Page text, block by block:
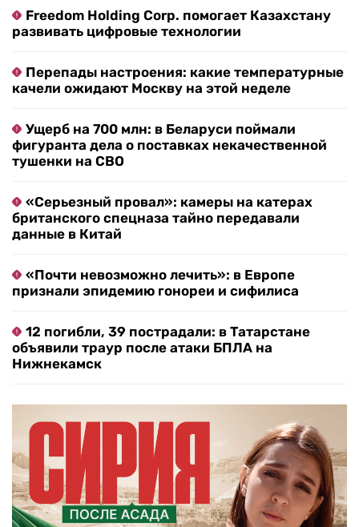
Freedom Holding Corp. помогает Казахстану
развивать цифровые технологии
Перепады настроения: какие температурные
качели ожидают Москву на этой неделе
Ущерб на 700 млн: в Беларуси поймали
фигуранта дела о поставках некачественной
тушенки на СВО
«Серьезный провал»: камеры на катерах
британского спецназа тайно передавали
данные в Китай
«Почти невозможно лечить»: в Европе
признали эпидемию гонореи и сифилиса
12 погибли, 39 пострадали: в Татарстане
объявили траур после атаки БПЛА на
Нижнекамск